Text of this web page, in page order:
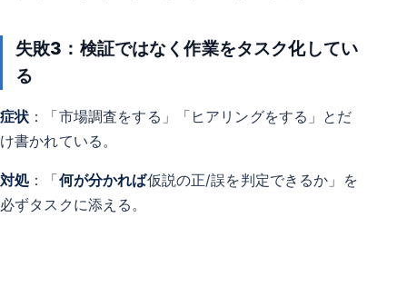
失敗3：検証ではなく作業をタスク化してい
る
症状 ：「市場調査をする」「ヒアリングをする」とだ
け書かれている。
対処 ：「何が分かれば仮説の正/誤を判定できるか」を
必ずタスクに添える。